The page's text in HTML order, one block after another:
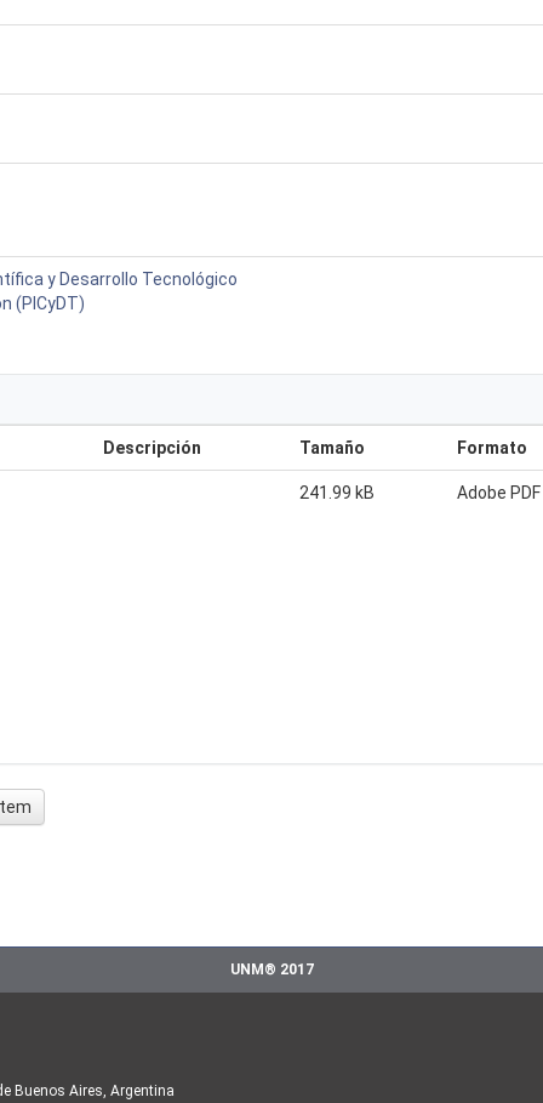
y Desarrollo Tecnológico
(PICyDT)
Descripción Tamaño Formato
241.99 kB Adobe PDF
UNM® 2017
Buenos Aires, Argentina